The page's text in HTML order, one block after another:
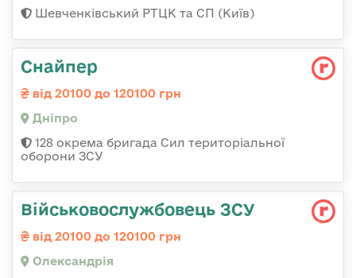
Шевченківський РТЦК та СП (Київ)
Снайпер
від 20100 до 120100 грн
Дніпро
128 окрема бригада Сил територіальної
оборони ЗСУ
Військовослужбовець ЗСУ
від 20100 до 120100 грн
Олександрія